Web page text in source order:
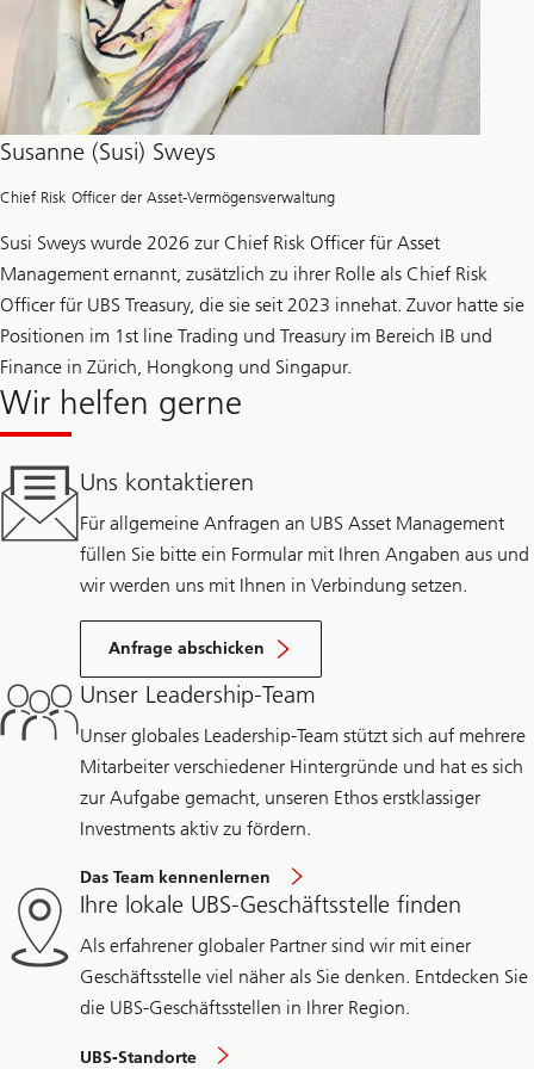
Susanne (Susi) Sweys
Chief Risk Officer der Asset-Vermögensverwaltung
Susi Sweys wurde 2026 zur Chief Risk Officer für Asset
Management ernannt, zusätzlich zu ihrer Rolle als Chief Risk
Officer für UBS Treasury, die sie seit 2023 innehat. Zuvor hatte sie
Positionen im 1st line Trading und Treasury im Bereich IB und
Finance in Zürich, Hongkong und Singapur.
Wir helfen gerne
Uns kontaktieren
Für allgemeine Anfragen an UBS Asset Management
füllen Sie bitte ein Formular mit Ihren Angaben aus und
wir werden uns mit Ihnen in Verbindung setzen.
Anfrage abschicken
Unser Leadership-Team
Unser globales Leadership-Team stützt sich auf mehrere
Mitarbeiter verschiedener Hintergründe und hat es sich
zur Aufgabe gemacht, unseren Ethos erstklassiger
Investments aktiv zu fördern.
Das Team kennenlernen
Ihre lokale UBS-Geschäftsstelle finden
Als erfahrener globaler Partner sind wir mit einer
Geschäftsstelle viel näher als Sie denken. Entdecken Sie
die UBS-Geschäftsstellen in Ihrer Region.
UBS‑Standorte